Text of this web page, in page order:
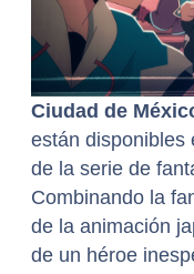
Ciudad de
están disponibles
de la serie de
Combinando la
de la animación
de un héroe